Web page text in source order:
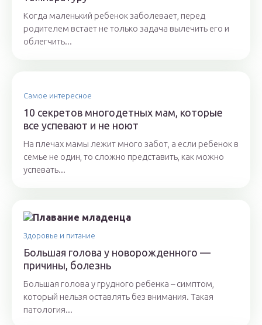
Когда маленький ребенок заболевает, перед
родителем встает не только задача вылечить его и
облегчить...
Самое интересное
10 секретов многодетных мам, которые
все успевают и не ноют
На плечах мамы лежит много забот, а если ребенок в
семье не один, то сложно представить, как можно
успевать...
Здоровье и питание
Большая голова у новорожденного —
причины, болезнь
Большая голова у грудного ребенка – симптом,
который нельзя оставлять без внимания. Такая
патология...